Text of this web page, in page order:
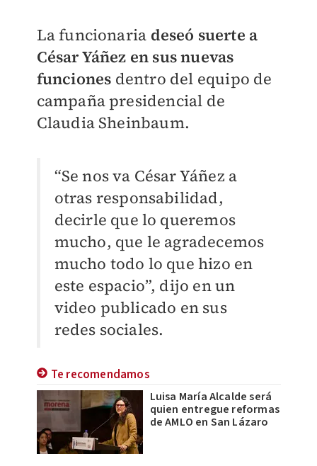
La funcionaria deseó suerte a
César Yáñez en sus nuevas
funciones dentro del equipo de
campaña presidencial de
Claudia Sheinbaum.
“Se nos va César Yáñez a
otras responsabilidad,
decirle que lo queremos
mucho, que le agradecemos
mucho todo lo que hizo en
este espacio”, dijo en un
video publicado en sus
redes sociales.
Te recomendamos
Luisa María Alcalde será
quien entregue reformas
de AMLO en San Lázaro